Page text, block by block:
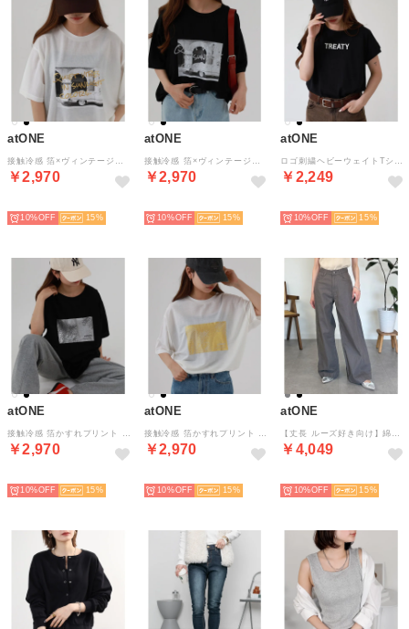
atONE
￥2,970
10%
15
atONE
￥2,970
10%
15
atONE
￥2,249
10%
15
atONE
￥2,970
10%
15
atONE
￥2,970
10%
15
atONE
￥4,049
10%
15